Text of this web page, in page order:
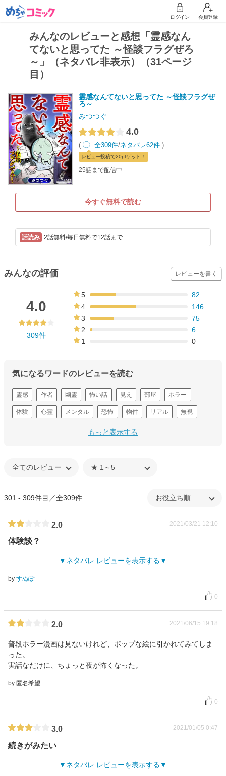
ログイン 会員登録
みんなのレビューと感想「霊感なん
てないと思ってた ～怪談フラグぜろ
～」（ネタバレ非表示）（31ページ
目）
霊感なんてないと思ってた ～怪談フラグぜ
ろ～
みつつぐ
4.0
( 全309件/ネタバレ62件 )
レビュー投稿で20ptゲット！
25話まで配信中
今すぐ無料で読む
2話無料/毎日無料で12話まで
みんなの評価 レビューを書く
4.0
309件
5
82
4
146
3
75
2
6
1
0
気になるワードのレビューを読む
霊感 作者 幽霊 怖い話 見え 部屋 ホラー
体験 心霊 メンタル 恐怖 物件 リアル 無視
もっと表示する
301 - 309件目／全309件
2.0 2021/03/21 12:10
体験談？
ネタバレ レビューを表示する
by すぬぽ
0
2.0 2021/06/15 19:18
普段ホラー漫画は見ないけれど、ポップな絵に引かれてみてしま
った。
実話なだけに、ちょっと夜が怖くなった。
by 匿名希望
0
3.0 2021/01/05 0:47
続きがみたい
ネタバレ レビューを表示する